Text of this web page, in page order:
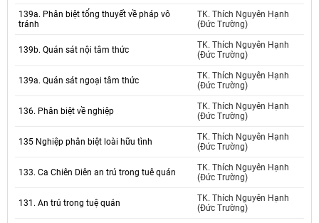
139a. Phân biệt tổng thuyết về pháp vô
tránh
TK. Thích Nguyên Hạnh
(Đức Trường)
139b. Quán sát nội tâm thức
TK. Thích Nguyên Hạnh
(Đức Trường)
139a. Quán sát ngoại tâm thức
TK. Thích Nguyên Hạnh
(Đức Trường)
136. Phân biệt về nghiệp
TK. Thích Nguyên Hạnh
(Đức Trường)
135 Nghiệp phân biệt loài hữu tình
TK. Thích Nguyên Hạnh
(Đức Trường)
133. Ca Chiên Diên an trú trong tuê quán
TK. Thích Nguyên Hạnh
(Đức Trường)
131. An trú trong tuệ quán
TK. Thích Nguyên Hạnh
(Đức Trường)